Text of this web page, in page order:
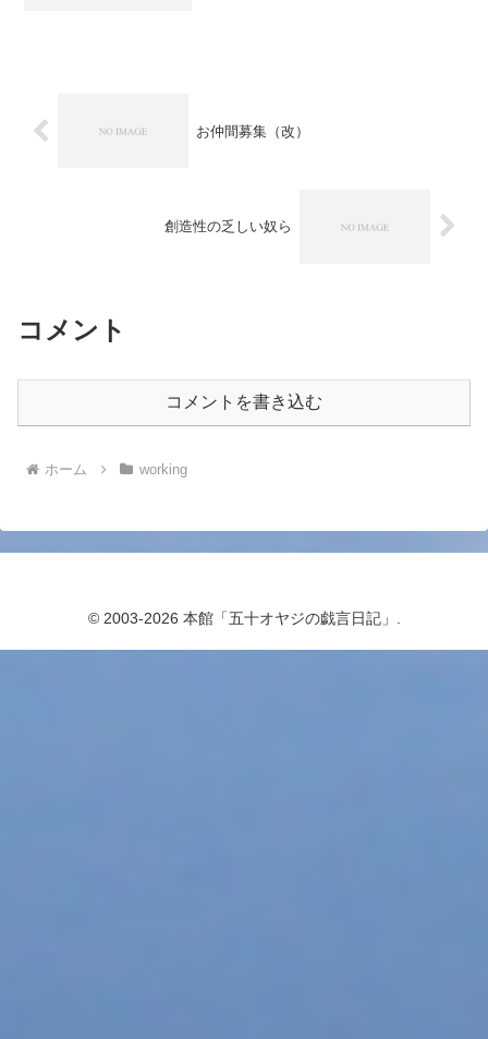
お仲間募集（改）
創造性の乏しい奴ら
コメント
コメントを書き込む
ホーム working
© 2003-2026 本館「五十オヤジの戯言日記」.